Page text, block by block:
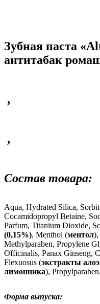
Зубная паста «
антитабак
,
,
Состав товара:
Aqua, Hydrated Silica,
Cocamidopropyl Betaine,
Parfum, Titanium Dioxide,
(0,15%), Menthol (ментол),
Methylparaben, Propylene
Officinalis, Panax Ginseng,
Flexuosus (экстракты алоэ
лимонника), Propylparaben.
Форма выпуска: